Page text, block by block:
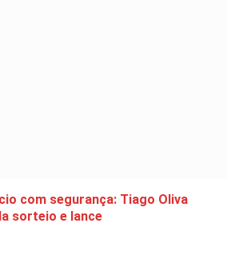
com segurança: Tiago Oliva
sorteio e lance